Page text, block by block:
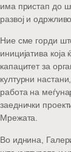
има пристап до
развој и
Ние сме горди
иницијатива
капацитет за
културни
работа на
заеднички
Мрежата.
Во иднина,